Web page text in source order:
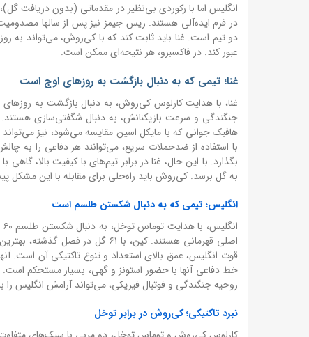
انگلیس اما با رکوردی بی‌نظیر در مقدماتی (بدون دریافت
در فرم ایده‌آلی هستند. ریس جیمز نیز پس از سالها
دو تیم است. غنا باید ثابت کند که با کی‌روش، می‌تواند به
عبور کند. در فاکسبرو، هر نتیحه‌ای ممکن است.
غنا؛ تیمی که به دنبال بازگشت به روزهای اوج است
غنا، با هدایت کارلوس کی‌روش، به دنبال بازگشت به
هافبک جوانی که با مایکل اسین مقایسه می‌شود، نیز
با استفاده از ضدحملات سریع، می‌توانند هر دفاعی را
بگذارد. با این حال، غنا در برابر تیم‌های با کیفیت بالا،
به گل برسد. کی‌روش باید راه‌حلی برای مقابله با این مشکل
انگلیس؛ تیمی که به دنبال شکستن طلسم است
اصلی قهرمانی هستند. کین، با
قوت انگلیس، عمق بالای استعداد و تنوع تاکتیکی آن است.
خط دفاعی آنها با حضور استونز و گهی، بسیار مستحکم است.
روحیه جنگندگی و فوتبال فیزیکی، می‌تواند آرامش انگلیس را
نبرد تاکتیکی؛ کی‌روش در برابر توخل